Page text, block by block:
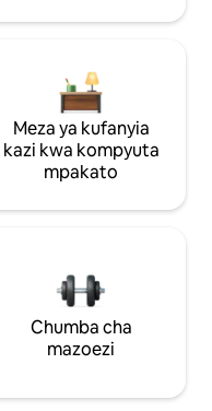
Meza ya kufanyia
kazi kwa kompyuta
mpakato
Chumba cha
mazoezi